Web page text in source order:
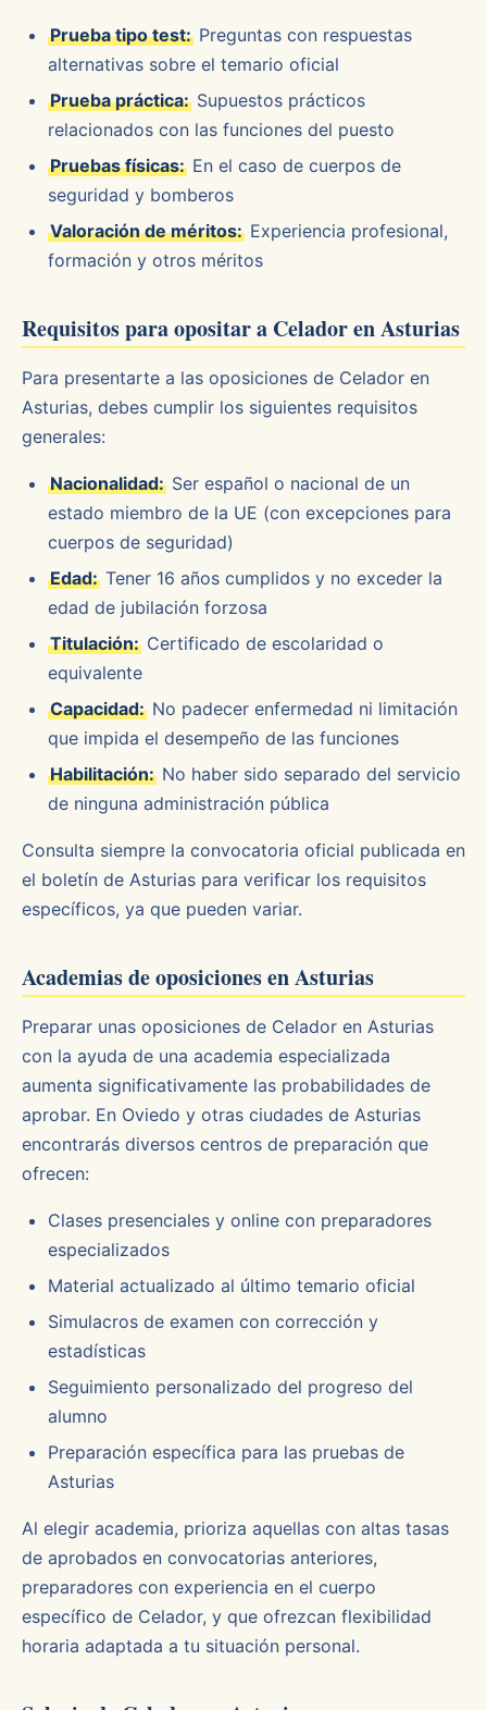
Prueba tipo test: Preguntas con respuestas
alternativas sobre el temario oficial
Prueba práctica: Supuestos prácticos
relacionados con las funciones del puesto
Pruebas físicas: En el caso de cuerpos de
seguridad y bomberos
Valoración de méritos: Experiencia profesional,
formación y otros méritos
Requisitos para opositar a Celador en Asturias
Para presentarte a las oposiciones de Celador en
Asturias, debes cumplir los siguientes requisitos
generales:
Nacionalidad: Ser español o nacional de un
estado miembro de la UE (con excepciones para
cuerpos de seguridad)
Edad: Tener 16 años cumplidos y no exceder la
edad de jubilación forzosa
Titulación: Certificado de escolaridad o
equivalente
Capacidad: No padecer enfermedad ni limitación
que impida el desempeño de las funciones
Habilitación: No haber sido separado del servicio
de ninguna administración pública
Consulta siempre la convocatoria oficial publicada en
el boletín de Asturias para verificar los requisitos
específicos, ya que pueden variar.
Academias de oposiciones en Asturias
Preparar unas oposiciones de Celador en Asturias
con la ayuda de una academia especializada
aumenta significativamente las probabilidades de
aprobar. En Oviedo y otras ciudades de Asturias
encontrarás diversos centros de preparación que
ofrecen:
Clases presenciales y online con preparadores
especializados
Material actualizado al último temario oficial
Simulacros de examen con corrección y
estadísticas
Seguimiento personalizado del progreso del
alumno
Preparación específica para las pruebas de
Asturias
Al elegir academia, prioriza aquellas con altas tasas
de aprobados en convocatorias anteriores,
preparadores con experiencia en el cuerpo
específico de Celador, y que ofrezcan flexibilidad
horaria adaptada a tu situación personal.